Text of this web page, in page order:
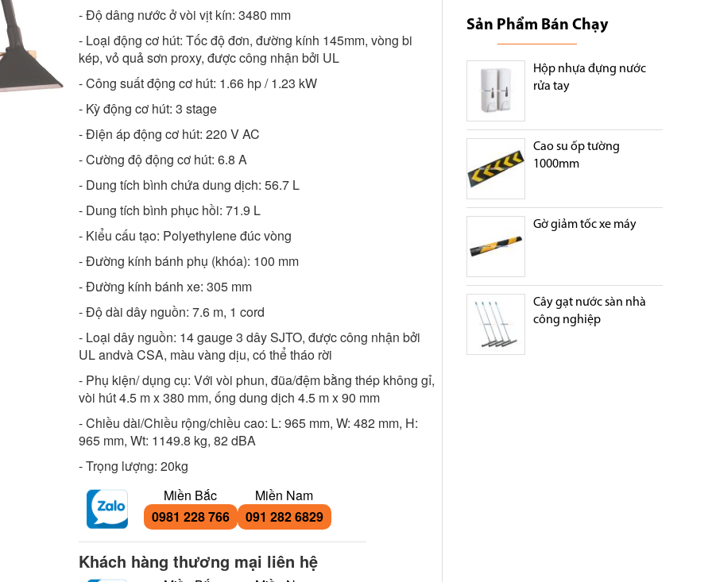
- Độ dâng nước ở vòi vịt kín: 3480 mm
- Loại động cơ hút: Tốc độ đơn, đường kính 145mm, vòng bi
kép, vỏ quả sơn proxy, được công nhận bởi UL
- Công suất động cơ hút: 1.66 hp / 1.23 kW
- Kỳ động cơ hút: 3 stage
- Điện áp động cơ hút: 220 V AC
- Cường độ động cơ hút: 6.8 A
- Dung tích bình chứa dung dịch: 56.7 L
- Dung tích bình phục hồi: 71.9 L
- Kiểu cấu tạo: Polyethylene đúc vòng
- Đường kính bánh phụ (khóa): 100 mm
- Đường kính bánh xe: 305 mm
- Độ dài dây nguồn: 7.6 m, 1 cord
- Loại dây nguồn: 14 gauge 3 dây SJTO, được công nhận bởi
UL andvà CSA, màu vàng dịu, có thể tháo rời
- Phụ kiện/ dụng cụ: Với vòi phun, đũa/đệm bằng thép không gỉ,
vòi hút 4.5 m x 380 mm, ống dung dịch 4.5 m x 90 mm
- Chiều dài/Chiều rộng/chiều cao: L: 965 mm, W: 482 mm, H:
965 mm, Wt: 1149.8 kg, 82 dBA
- Trọng lượng: 20kg
Miền Bắc
0981 228 766
Miền Nam
091 282 6829
Khách hàng thương mại liên hệ
Sản Phẩm Bán Chạy
Hộp nhựa đựng nước
rửa tay
Cao su ốp tường
1000mm
Gờ giảm tốc xe máy
Cây gạt nước sàn nhà
công nghiệp